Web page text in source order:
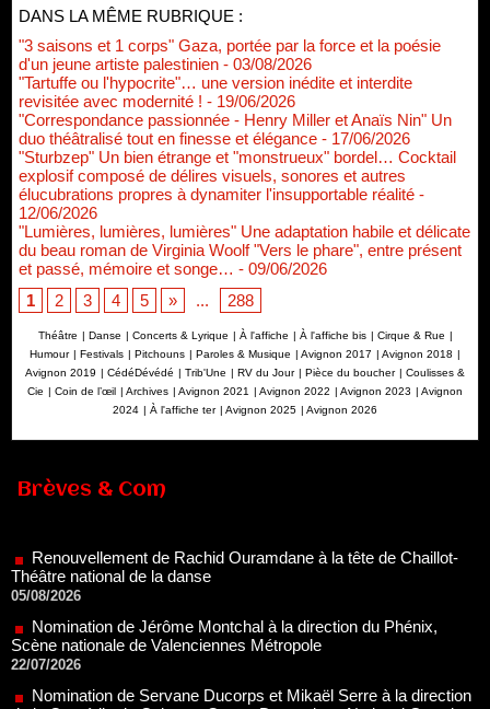
DANS LA MÊME RUBRIQUE :
"3 saisons et 1 corps" Gaza, portée par la force et la poésie
d'un jeune artiste palestinien - 03/08/2026
"Tartuffe ou l'hypocrite"… une version inédite et interdite
revisitée avec modernité ! - 19/06/2026
"Correspondance passionnée - Henry Miller et Anaïs Nin" Un
duo théâtralisé tout en finesse et élégance - 17/06/2026
"Sturbzep" Un bien étrange et "monstrueux" bordel… Cocktail
explosif composé de délires visuels, sonores et autres
élucubrations propres à dynamiter l'insupportable réalité -
12/06/2026
"Lumières, lumières, lumières" Une adaptation habile et délicate
du beau roman de Virginia Woolf "Vers le phare", entre présent
et passé, mémoire et songe… - 09/06/2026
1
2 3 4 5 » ... 288
Théâtre | Danse | Concerts & Lyrique | À l'affiche | À l'affiche bis | Cirque & Rue |
Humour | Festivals | Pitchouns | Paroles & Musique | Avignon 2017 | Avignon 2018 |
Avignon 2019 | CédéDévédé | Trib'Une | RV du Jour | Pièce du boucher | Coulisses &
Cie | Coin de l’œil | Archives | Avignon 2021 | Avignon 2022 | Avignon 2023 | Avignon
2024 | À l'affiche ter | Avignon 2025 | Avignon 2026
Brèves & Com
Renouvellement de Rachid Ouramdane à la tête de Chaillot-
Nomination de Jérôme Montchal à la direction du Phénix,
Scène nationale de Valenciennes Métropole
22/07/2026
Nomination de Servane Ducorps et Mikaël Serre à la direction
de la Comédie de Colmar - Centre Dramatique National Grand
Est Alsace
07/07/2026